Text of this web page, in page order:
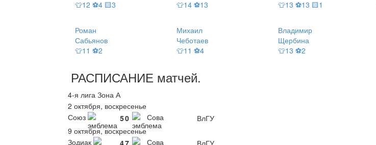
👕12 ⚽4 🟨3
👕14 ⚽13
👕13 ⚽13 🟨1
Роман
Сабьянов
👕11 ⚽2
Михаил
Чеботаев
👕11 ⚽4
Владимир
Щербина
👕13 ⚽2
РАСПИСАНИЕ матчей.
4-я лига Зона А
2 октября, воскресенье
Союз
50 Сова
ВлГУ
9 октября, воскресенье
Зодиак
Сова